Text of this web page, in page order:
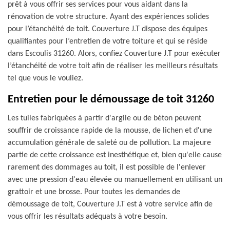
prêt à vous offrir ses services pour vous aidant dans la
rénovation de votre structure. Ayant des expériences solides
pour l’étanchéité de toit. Couverture J.T dispose des équipes
qualifiantes pour l’entretien de votre toiture et qui se réside
dans Escoulis 31260. Alors, confiez Couverture J.T pour exécuter
l’étanchéité de votre toit afin de réaliser les meilleurs résultats
tel que vous le vouliez.
Entretien pour le démoussage de toit 31260
Les tuiles fabriquées à partir d'argile ou de béton peuvent
souffrir de croissance rapide de la mousse, de lichen et d'une
accumulation générale de saleté ou de pollution. La majeure
partie de cette croissance est inesthétique et, bien qu'elle cause
rarement des dommages au toit, il est possible de l'enlever
avec une pression d'eau élevée ou manuellement en utilisant un
grattoir et une brosse. Pour toutes les demandes de
démoussage de toit, Couverture J.T est à votre service afin de
vous offrir les résultats adéquats à votre besoin.